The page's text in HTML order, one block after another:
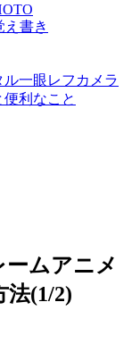
え書き
一眼レフカメラ
利なこと
ムアニメ
法(1/2)